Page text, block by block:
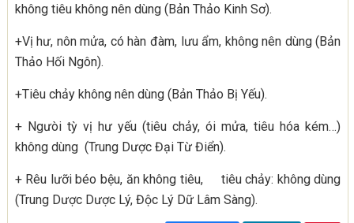
không tiêu không nên dùng (Bản Thảo Kinh Sơ).
+Vị hư, nôn mửa, có hàn đàm, lưu ẩm, không nên dùng (Bản
Thảo Hối Ngôn).
+Tiêu chảy không nên dùng (Bản Thảo Bị Yếu).
+ Ngưòi tỳ vị hư yếu (tiêu chảy, ói mửa, tiêu hóa kém…)
không dùng (Trung Dược Đại Từ Điển).
+ Rêu lưỡi béo bệu, ăn không tiêu, tiêu chảy: không dùng
(Trung Dược Dược Lý, Độc Lý Dữ Lâm Sàng).